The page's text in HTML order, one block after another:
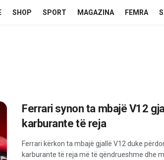
SHOP SPORT MAGAZINA FEMRA
Ferrari synon ta mbajë V12
karburante të reja
Ferrari kërkon ta mbajë gjallë V12 duke
karburante të reja më të qëndrueshme dhe